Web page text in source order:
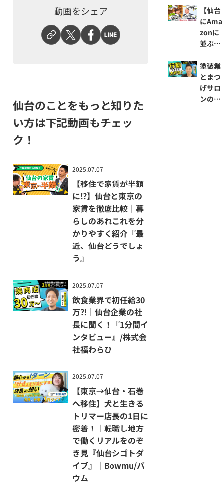
本編をぜひご覧ください。
「仙台どうでしょう」の第一弾
当に“首都圏から移住するとお
金がもらえる”のか、その中身
を掘り下げます。
① 本当に“移住でお金”もらえ
る？その金額の仕組み
仙台市への移住に際して支給さ
れるのは、以下のとおり：
単身移住：60万円
世帯移住：100万円
※18歳未満の世帯員を加算申
請する場合：一人当たり+100
つまり、夫婦（100万）＋双子
のこども（＋200万）で最大30
0万円も可能となり、本当にと
んでもない金額です。特に上限
仙台市移住支援金詳細：「移住
支援金申請の手引き」をご覧く
ださい。
https://www.city.sendai.jp/ko
yotaisaku/kurashi/machi/kez
aikoyo/kyujin/ijuushien/ijuus
haboshuu.html
② 誰が対象？どんな人がもら
動画をシェア
仙台のことをもっと知りた
い方は下記動画もチェッ
ク！
2025.07.07
【移住で家賃が半額
に⁉︎】仙台と東京の
家賃を徹底比較｜暮
らしのあれこれを分
かりやすく紹介『最
近、仙台どうでしょ
う』
2025.07.07
飲食業界で初任給30
万⁈｜仙台企業の社
長に聞く！『1分間イ
ンタビュー』/株式会
社福わらひ
2025.07.07
【東京→仙台・石巻
へ移住】犬と生きる
トリマー店長の1日に
密着！｜転職し地方
で働くリアルをのぞ
き見『仙台シゴトダ
イブ』｜Bowmu/バ
ウム
メンド
『SEN
DAI
B REC
O』
でしょ
う』
る安藤
歩美さ
んの話
身の経
験を還
元した
い！仙
するそ
の想い
に密着
｜地方
【仙台
にAma
zonに
並ぶ倉
つ企業
が⁉】
自動化
技術と
塗装業
とまつ
げサロ
ンの二